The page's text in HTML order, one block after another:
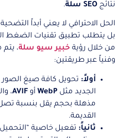
نتائج SEO سلة .
الحل الاحترافي لا يعني أبداً
بل يتطلب تطبيق تقنيات الضغط
من خلال رؤية خبير سيو سلة، يتم
وفنياً عبر طريقتين:
أولاً: تحويل كافة صيغ الصور
الجديد مثل WebP أو AVIF،
القديمة.
ثانياً: